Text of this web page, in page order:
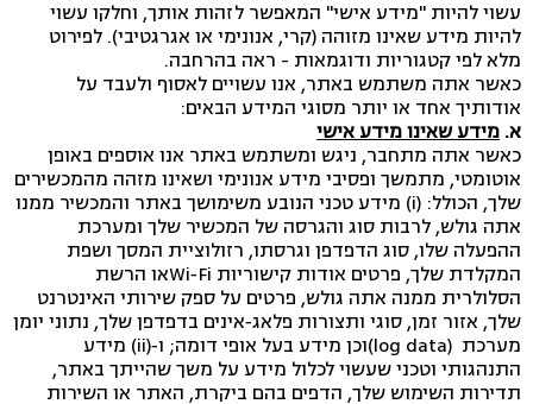
עשוי להיות "מידע אישי" המאפשר לזהות אותך, וחלקו עשוי
להיות מידע שאינו מזוהה (קרי, אנונימי או אגרגטיבי). לפירוט
מלא לפי קטגוריות ודוגמאות - ראה בהרחבה.
כאשר אתה משתמש באתר, אנו עשויים לאסוף ולעבד על
אודותיך אחד או יותר מסוגי המידע הבאים:
א. מידע שאינו מידע אישי
כאשר אתה מתחבר, ניגש ומשתמש באתר אנו אוספים באופן
אוטומטי, מתמשך ופסיבי מידע אנונימי ושאינו מזהה מהמכשירים
שלך, הכולל: (i) מידע טכני הנובע משימושך באתר והמכשיר ממנו
אתה גולש, לרבות סוג והגרסה של המכשיר שלך ומערכת
ההפעלה שלו, סוג הדפדפן וגרסתו, רזולוציית המסך ושפת
המקלדת שלך, פרטים אודות קישוריות Wi‑Fiאו הרשת
הסלולרית ממנה אתה גולש, פרטים על ספק שירותי האינטרנט
שלך, אזור זמן, סוגי ותצורות פלאג‑אינים בדפדפן שלך, נתוני יומן
מערכת (log data)וכן מידע בעל אופי דומה; ו‑(ii) מידע
התנהגותי וטכני שעשוי לכלול מידע על משך שהייתך באתר,
תדירות השימוש שלך, הדפים בהם ביקרת, האתר או השירות